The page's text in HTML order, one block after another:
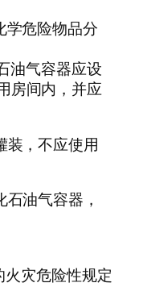
学危险物品分
油气容器应设
房间内，并应
装，不应使用
油气容器，
火灾危险性规定